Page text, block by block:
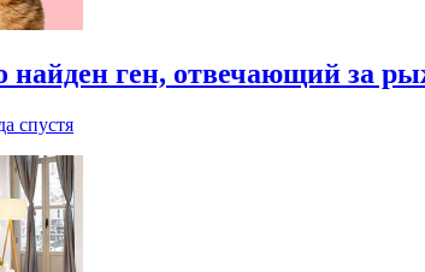
найден ген, отвечающий за
спустя